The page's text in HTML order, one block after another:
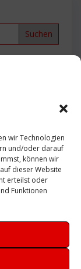
wir Technologien
und/oder darauf
können wir
dieser Website
erteilst oder
Funktionen
Sicherheit
Ubuntu
Veeam